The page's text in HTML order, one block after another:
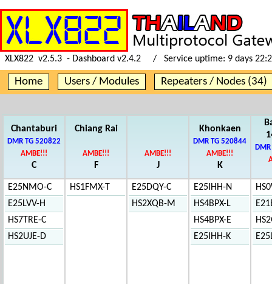
XLX822 v2.5.3 - Dashboard v2.4.2 / Service uptime: 9 days
Home Users / Modules Repeaters / Nodes (34)
Chantaburi
DMR TG 520822
AMBE!!!
C
Chiang Rai
AMBE!!!
F
AMBE!!!
J
Khonkaen
DMR TG 520844
AMBE!!!
K
E25NMO-C
E25LVV-H
HS7TRE-C
HS2UJE-D
HS1FMX-T
E25DQY-C
HS2XQB-M
E25IHH-N
HS4BPX-L
HS4BPX-E
E25IHH-K